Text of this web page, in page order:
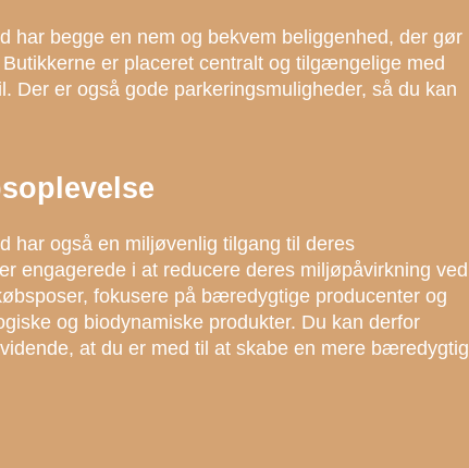
har begge en nem og bekvem beliggenhed, der gør
er placeret centralt og tilgængelige med
Der er også gode parkeringsmuligheder, så du kan
har også en miljøvenlig tilgang til deres
engagerede i at reducere deres miljøpåvirkning ved
fokusere på bæredygtige producenter og
og biodynamiske produkter. Du kan derfor
at du er med til at skabe en mere bæredygtig